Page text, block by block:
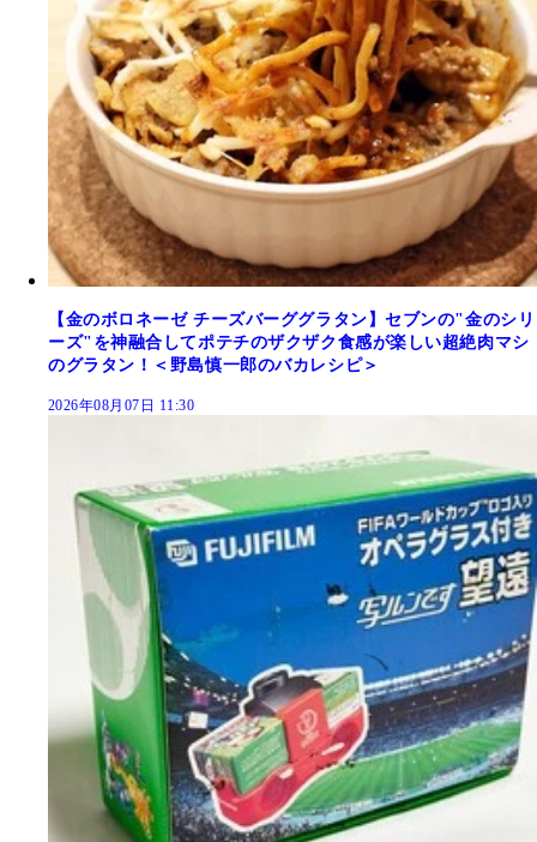
【金のボロネーゼ チーズバーググラタン】セブンの"金のシリ
ーズ"を神融合してポテチのザクザク食感が楽しい超絶肉マシ
のグラタン！＜野島慎一郎のバカレシピ＞
2026年08月07日 11:30